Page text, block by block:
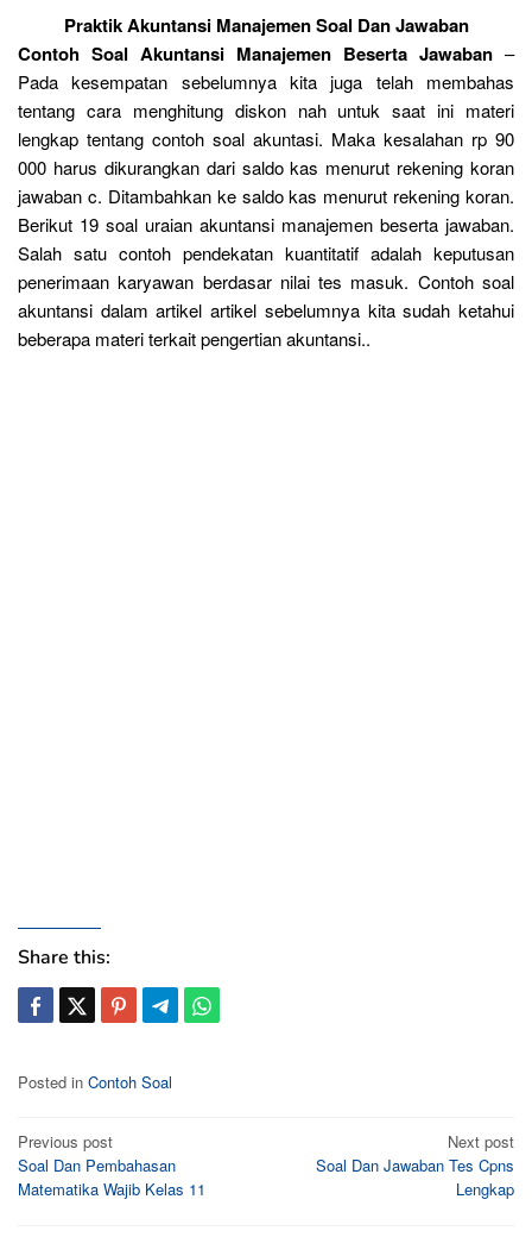
Praktik Akuntansi Manajemen Soal Dan Jawaban
Contoh Soal Akuntansi Manajemen Beserta Jawaban –
Pada kesempatan sebelumnya kita juga telah membahas
tentang cara menghitung diskon nah untuk saat ini materi
lengkap tentang contoh soal akuntasi. Maka kesalahan rp 90
000 harus dikurangkan dari saldo kas menurut rekening koran
jawaban c. Ditambahkan ke saldo kas menurut rekening koran.
Berikut 19 soal uraian akuntansi manajemen beserta jawaban.
Salah satu contoh pendekatan kuantitatif adalah keputusan
penerimaan karyawan berdasar nilai tes masuk. Contoh soal
akuntansi dalam artikel artikel sebelumnya kita sudah ketahui
beberapa materi terkait pengertian akuntansi..
Share this:
Posted in Contoh Soal
Post
navigation
Previous post
Soal Dan Pembahasan
Matematika Wajib Kelas 11
Next post
Soal Dan Jawaban Tes Cpns
Lengkap